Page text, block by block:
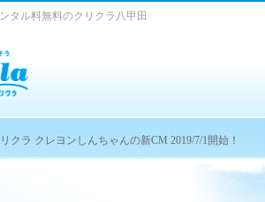
タル料無料のクリクラ八甲田
クラ クレヨンしんちゃんの新CM 2019/7/1開始！